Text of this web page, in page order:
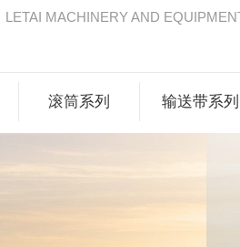
LETAI MACHINERY AND
滚筒系列 输送带系列